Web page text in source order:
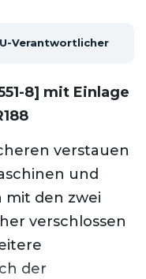
Verantwortlicher
8] mit Einlage
verstauen
und
mit den zwei
verschlossen
der